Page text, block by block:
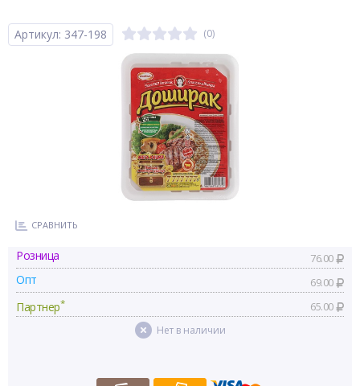
Артикул: 347-198 (0)
СРАВНИТЬ
Розница 76.00
Опт 69.00
Партнер* 65.00
Нет в наличии